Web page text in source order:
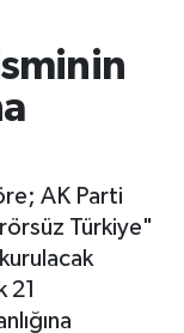
AK Parti
Türkiye"
21